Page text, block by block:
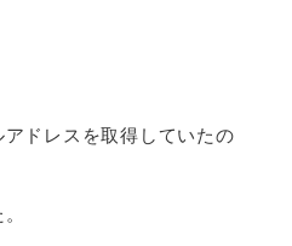
ドレスを取得していたの